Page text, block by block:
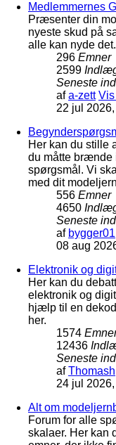
Medlemmernes
Præsenter din
nyeste skud på
alle kan nyde det.
296 Emner
2599
Seneste
afa-zett
22 jul
Her kan du stille
du måtte brænde
spørgsmål. Vi
med dit
556 Emner
4650
Seneste
af bygger01
08 aug
Elektronik og
Her kan du
elektronik og
hjælp til en
her.
1574
12436
Seneste
afThomash
24 jul
Alt om
Forum for alle
skalaer. Her kan